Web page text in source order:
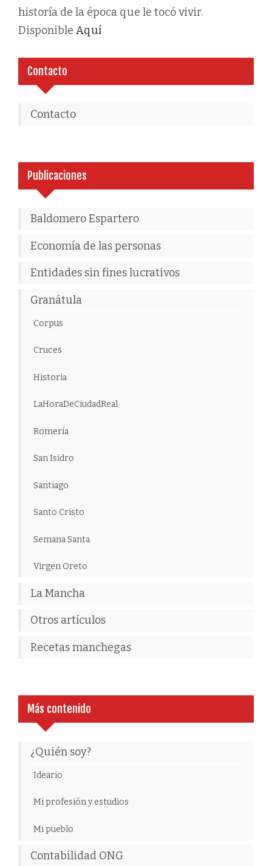
historía de la época que le tocó vivir.
Disponible Aquí
Contacto
Contacto
Publicaciones
Baldomero Espartero
Economía de las personas
Entidades sin fines lucrativos
Granátula
Corpus
Cruces
Historia
LaHoraDeCiudadReal
Romería
San Isidro
Santiago
Santo Cristo
Semana Santa
Virgen Oreto
La Mancha
Otros artículos
Recetas manchegas
Más contenido
¿Quién soy?
Ideario
Mi profesión y estudios
Mi pueblo
Contabilidad ONG